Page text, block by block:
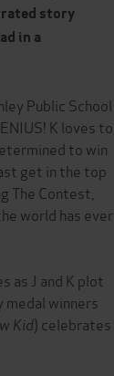
story
in a
Public School
K loves to
to win
get in the top
The Contest,
world has ever
as J and K plot
winners
Kid) celebrates